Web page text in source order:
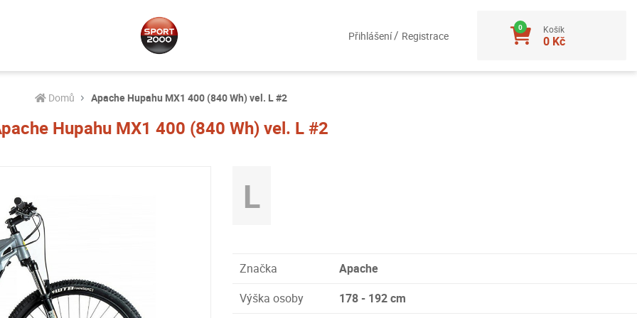
Přihlášení/ Registrace
Košík
0 Kč
Domů Apache Hupahu MX1 400 (840 Wh) vel. L #2
Hupahu MX1 400 (840 Wh) vel. L #2
L
Značka
Apache
Výška osoby
178 - 192 cm